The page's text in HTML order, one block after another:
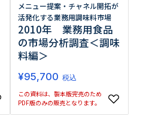
メニュー提案・チャネル開拓が
活発化する業務用調味料市場
2010年 業務用食品
の市場分析調査＜調味
料編＞
¥95,700 税込
この資料は、製本版完売のため
PDF版のみの販売となります。